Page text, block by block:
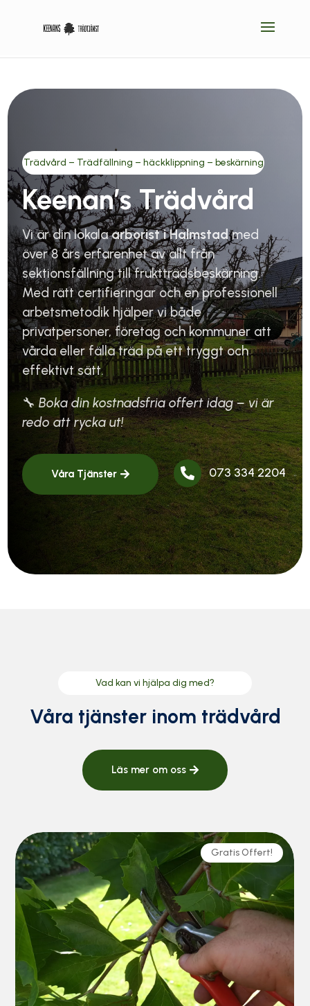
Trädvård – Trädfällning – häckklippning – beskärning
Keenan’s Trädvård
Vi är din lokalaarborist i Halmstadmed
över 8 års erfarenhet av allt från
sektionsfällning till fruktträdsbeskärning.
Med rätt certifieringar och en professionell
arbetsmetodik hjälper vi både
privatpersoner, företag och kommuner att
vårda eller fälla träd på ett tryggt och
effektivt sätt.
🔧Boka din kostnadsfria offert idag – vi är
redo att rycka ut!
Våra Tjänster  073 334 2204
Vad kan vi hjälpa dig med?
Våra tjänster inom trädvård
Läs mer om oss
Gratis Offert!